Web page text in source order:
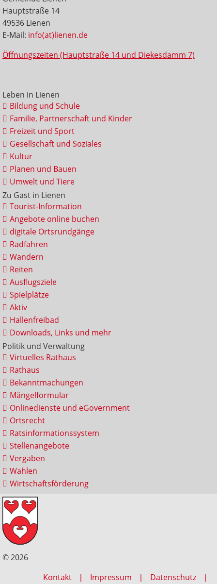
Hauptstraße 14
49536 Lienen
E-Mail: info(at)lienen.de
Öffnungszeiten (Hauptstraße 14 und Diekesdamm 7)
Leben in Lienen
Bildung und Schule
Familie, Partnerschaft und Kinder
Freizeit und Sport
Gesellschaft und Soziales
Kultur
Planen und Bauen
Umwelt und Tiere
Zu Gast in Lienen
Tourist-Information
Angebote online buchen
digitale Ortsrundgänge
Radfahren
Wandern
Reiten
Ausflugsziele
Spielplätze
Aktiv
Hallenfreibad
Downloads, Links und mehr
Politik und Verwaltung
Virtuelles Rathaus
Rathaus
Bekanntmachungen
Mängelformular
Onlinedienste und eGovernment
Ortsrecht
Ratsinformationssystem
Stellenangebote
Vergaben
Wahlen
Wirtschaftsförderung
© 2026
Kontakt
Impressum Datenschutz